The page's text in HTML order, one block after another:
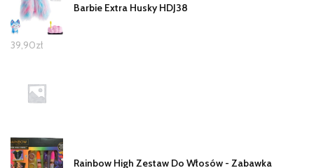
Barbie Extra Husky HDJ38
39,90zł
Rainbow High Zestaw Do Włosów - Zabawka